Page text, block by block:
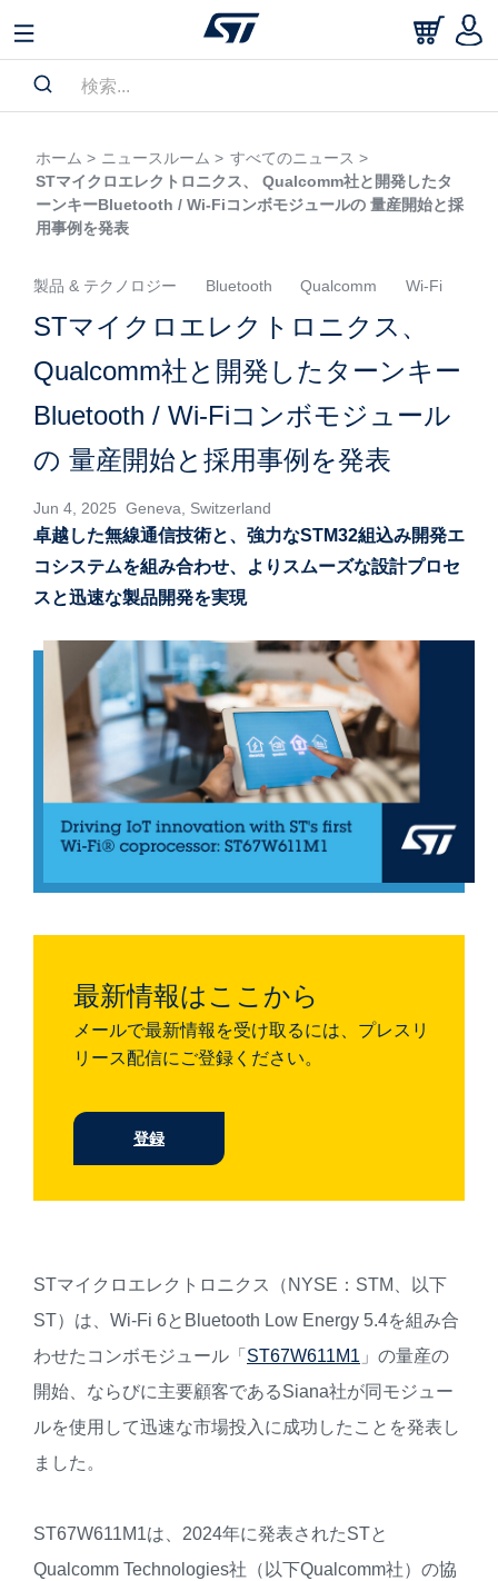
ホーム > ニュースルーム > すべてのニュース >
STマイクロエレクトロニクス、 Qualcomm社と開発したタ
ーンキーBluetooth / Wi-Fiコンボモジュールの 量産開始と採
用事例を発表
製品 & テクノロジー Bluetooth Qualcomm Wi-Fi
STマイクロエレクトロニクス、
Qualcomm社と開発したターンキー
Bluetooth / Wi-Fiコンボモジュール
の 量産開始と採用事例を発表
Jun 4, 2025 Geneva, Switzerland
卓越した無線通信技術と、強力なSTM32組込み開発エ
コシステムを組み合わせ、よりスムーズな設計プロセ
スと迅速な製品開発を実現
最新情報はここから
メールで最新情報を受け取るには、プレスリ
リース配信にご登録ください。
登録
STマイクロエレクトロニクス（NYSE：STM、以下
ST）は、Wi-Fi 6とBluetooth Low Energy 5.4を組み合
わせたコンボモジュール「 ST67W611M1 」の量産の
開始、ならびに主要顧客であるSiana社が同モジュー
ルを使用して迅速な市場投入に成功したことを発表し
ました。
ST67W611M1は、2024年に発表されたSTと
Qualcomm Technologies社（以下Qualcomm社）の協